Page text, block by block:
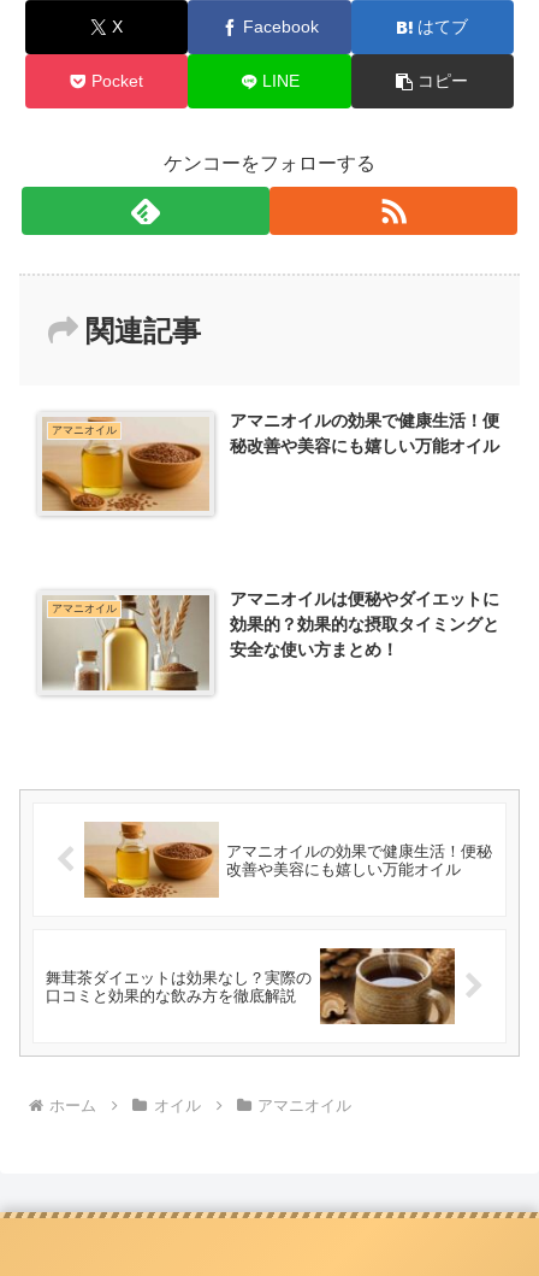
X Facebook はてブ
Pocket LINE コピー
ケンコーをフォローする
関連記事
アマニオイル
アマニオイルの効果で健康生活！便
秘改善や美容にも嬉しい万能オイル
アマニオイル
アマニオイルは便秘やダイエットに
効果的？効果的な摂取タイミングと
安全な使い方まとめ！
アマニオイルの効果で健康生活！便秘
改善や美容にも嬉しい万能オイル
舞茸茶ダイエットは効果なし？実際の
口コミと効果的な飲み方を徹底解説
ホーム オイル アマニオイル